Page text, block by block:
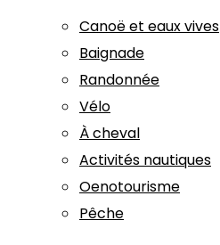
Canoë et eaux vives
Baignade
Randonnée
Vélo
À cheval
Activités nautiques
Oenotourisme
Pêche